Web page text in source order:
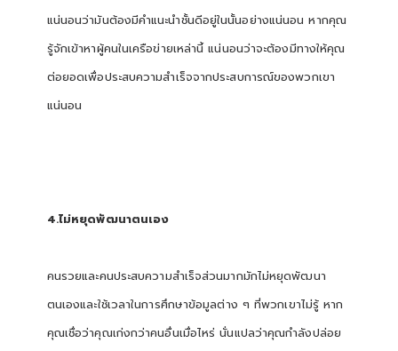
แน่นอนว่ามันต้องมีคำแนะนำชั้นดีอยู่ในนั้นอย่างแน่นอน หากคุณ
รู้จักเข้าหาผู้คนในเครือข่ายเหล่านี้ แน่นอนว่าจะต้องมีทางให้คุณ
ต่อยอดเพื่อประสบความสำเร็จจากประสบการณ์ของพวกเขา
แน่นอน
4.ไม่หยุดพัฒนาตนเอง
คนรวยและคนประสบความสำเร็จส่วนมากมักไม่หยุดพัฒนา
ตนเองและใช้เวลาในการศึกษาข้อมูลต่าง ๆ ที่พวกเขาไม่รู้ หาก
คุณเชื่อว่าคุณเก่งกว่าคนอื่นเมื่อไหร่ นั่นแปลว่าคุณกำลังปล่อย